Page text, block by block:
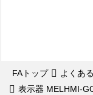
FAトップ よくあ
表示器 MELHMI-